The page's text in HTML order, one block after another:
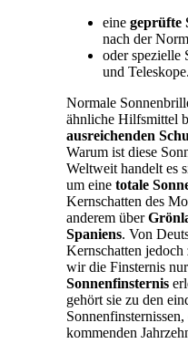
eine geprüfte
nach der Norm
oder spezielle
und Teleskope.
Normale
ähnliche Hilfsmittel
ausreichenden
Warum ist diese
Weltweit handelt es
um eine totale
Kernschatten des
anderem über
Spaniens. Von
Kernschatten jedoch
wir die Finsternis
Sonnenfinsternis
gehört sie zu den
kommenden